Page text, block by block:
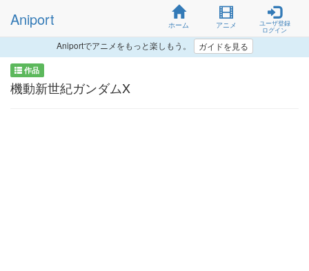
Aniport ホーム アニメ
ユーザ登録
ログイン
Aniportでアニメをもっと楽しもう。 ガイドを見る
作品
機動新世紀ガンダムX